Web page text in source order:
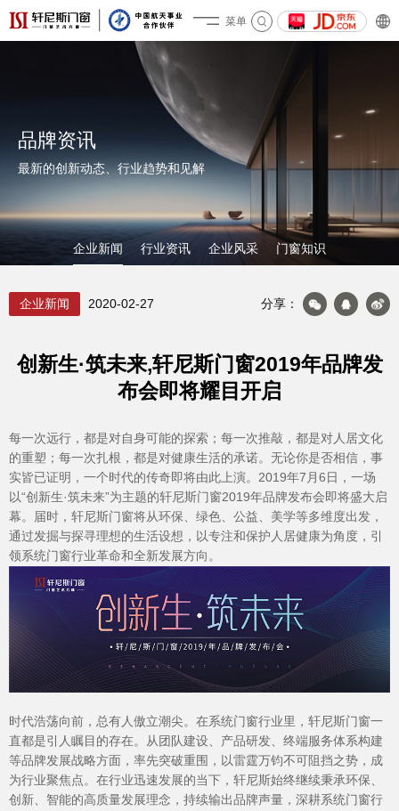
菜单
关于轩尼斯
加盟投资
品质服务
品牌资讯
最新的创新动态、行业趋势和见解
企业新闻 行业资讯 企业风采 门窗知识
企业新闻 2020-02-27 分享：
创新生·筑未来,轩尼斯门窗2019年品牌发
布会即将耀目开启
每一次远行，都是对自身可能的探索；每一次推敲，都是对人居文化
的重塑；每一次扎根，都是对健康生活的承诺。无论你是否相信，事
实皆已证明，一个时代的传奇即将由此上演。2019年7月6日，一场
以“创新生·筑未来”为主题的轩尼斯门窗2019年品牌发布会即将盛大启
幕。届时，轩尼斯门窗将从环保、绿色、公益、美学等多维度出发，
通过发掘与探寻理想的生活设想，以专注和保护人居健康为角度，引
领系统门窗行业革命和全新发展方向。
时代浩荡向前，总有人傲立潮尖。在系统门窗行业里，轩尼斯门窗一
直都是引人瞩目的存在。从团队建设、产品研发、终端服务体系构建
等品牌发展战略方面，率先突破重围，以雷霆万钧不可阻挡之势，成
为行业聚焦点。在行业迅速发展的当下，轩尼斯始终继续秉承环保、
创新、智能的高质量发展理念，持续输出品牌声量，深耕系统门窗行